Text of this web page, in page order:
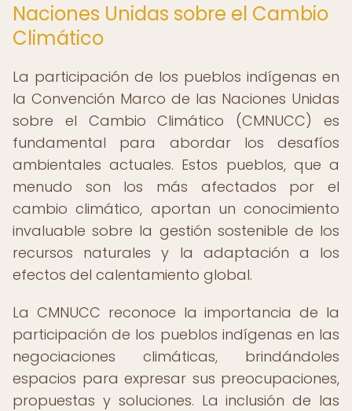
Naciones Unidas sobre el Cambio
Climático
La participación de los pueblos indígenas en
la Convención Marco de las Naciones Unidas
sobre el Cambio Climático (CMNUCC) es
fundamental para abordar los desafíos
ambientales actuales. Estos pueblos, que a
menudo son los más afectados por el
cambio climático, aportan un conocimiento
invaluable sobre la gestión sostenible de los
recursos naturales y la adaptación a los
efectos del calentamiento global.
La CMNUCC reconoce la importancia de la
participación de los pueblos indígenas en las
negociaciones climáticas, brindándoles
espacios para expresar sus preocupaciones,
propuestas y soluciones. La inclusión de las